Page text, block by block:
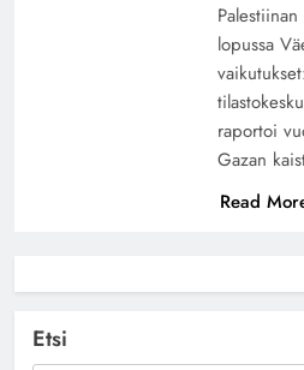
lopussa
raportoi
Gazan
Read
Etsi